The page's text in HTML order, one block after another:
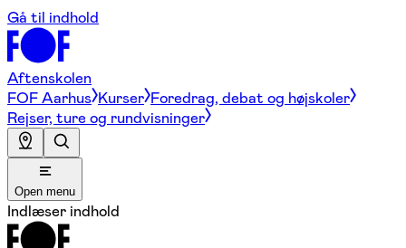
Gå til indhold
Aftenskolen
FOF Aarhus Kurser Foredrag, debat og højskoler
Rejser, ture og rundvisninger
Open menu
Indlæser indhold